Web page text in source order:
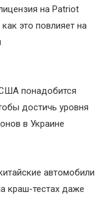
на Patriot
это повлияет на
понадобится
достичь уровня
в Украине
автомобили
краш-тестах даже